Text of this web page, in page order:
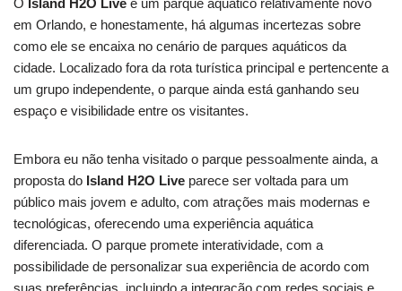
O Island H2O Live é um parque aquático relativamente novo
em Orlando, e honestamente, há algumas incertezas sobre
como ele se encaixa no cenário de parques aquáticos da
cidade. Localizado fora da rota turística principal e pertencente a
um grupo independente, o parque ainda está ganhando seu
espaço e visibilidade entre os visitantes.
Embora eu não tenha visitado o parque pessoalmente ainda, a
proposta do Island H2O Live parece ser voltada para um
público mais jovem e adulto, com atrações mais modernas e
tecnológicas, oferecendo uma experiência aquática
diferenciada. O parque promete interatividade, com a
possibilidade de personalizar sua experiência de acordo com